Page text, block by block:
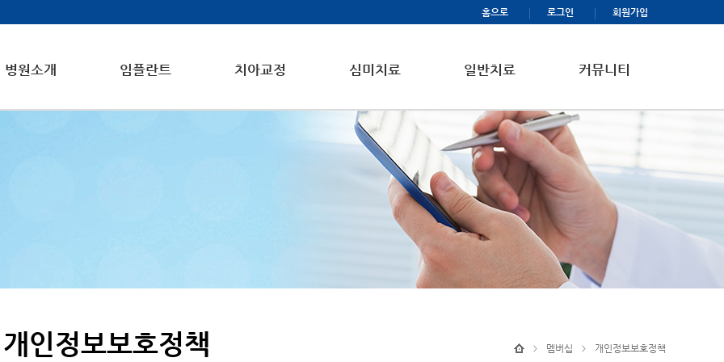
홈으로 로그인 회원가입
병원소개 임플란트 치아교정 심미치료 일반치료 커뮤니티
개인정보보호정책 > 멤버십 > 개인정보보호정책